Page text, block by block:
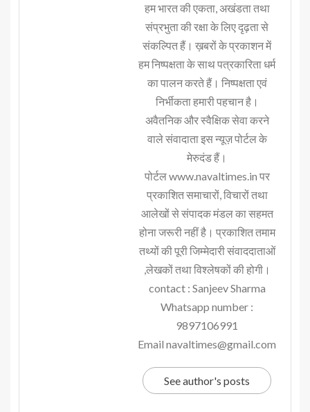
हम भारत की एकता, अखंडता तथा
संप्रभुता की रक्षा के लिए दृढ़ता से
संकल्पित हैं। ख़बरों के प्रकाशन में
हम निष्पक्षता के साथ पत्रकारिता धर्म
का पालन करते हैं। निष्पक्षता एवं
निर्भीकता हमारी पहचान है।
अवैतनिक और स्वैक्षिक सेवा करने
वाले संवादाता इस न्यूज़ पोर्टल के
मेरुदंड हैं।
पोर्टल www.navaltimes.in पर
प्रकाशित समाचारों, विचारों तथा
आलेखों से संपादक मंडल का सहमत
होना जरूरी नहीं है। प्रकाशित तमाम
तथ्यों की पूरी जिम्मेदारी संवाददाताओं
,लेखकों तथा विश्लेषकों की होगी।
contact : Sanjeev Sharma
Whatsapp number :
9897106991
Email navaltimes@gmail.com
See author's posts